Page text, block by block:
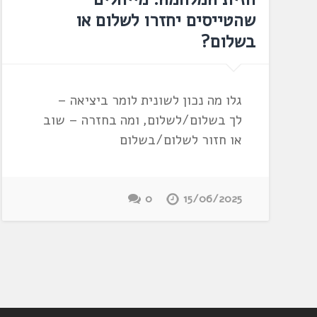
שהטייסים יחזרו לשלום או
בשלום?
גלו מה נכון לשונית לומר ביציאה –
לך בשלום/לשלום, ומה בחזרה – שוב
או חזור לשלום/בשלום
15/06/2025
0